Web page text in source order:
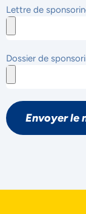
Lettre de
Dossier de
Envoyer le